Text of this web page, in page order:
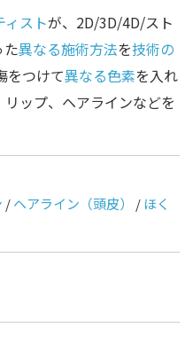
ィストが、2D/3D/4D/スト
異なる施術方法を技術の
をつけて異なる色素を入れ
ップ、ヘアラインなどを
/ヘアライン（頭皮） / ほく